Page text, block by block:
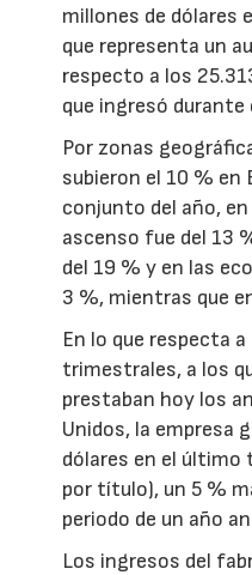
millones de dólares
que representa un
respecto a los
que ingresó
Por zonas
subieron el 10 % en
conjunto del año,
ascenso fue del 13
del 19 % y en las
3 %, mientras que
En lo que respecta
trimestrales, a los
prestaban hoy los
Unidos, la empresa
dólares en el
por título), un 5 %
periodo de un año
Los ingresos del